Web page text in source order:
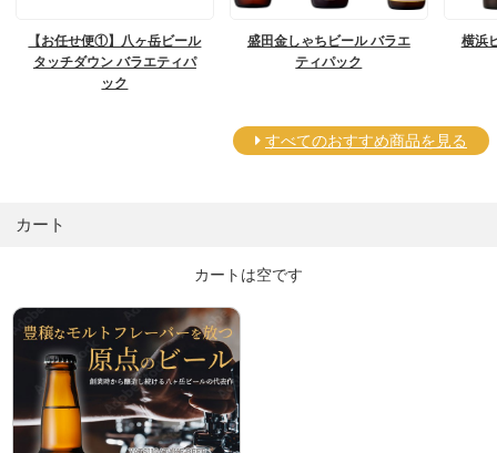
【お任せ便①】八ヶ岳ビール
タッチダウン バラエティパ
ック
盛田金しゃちビール バラエ
ティパック
横浜
すべてのおすすめ商品を見る
カート
カートは空です